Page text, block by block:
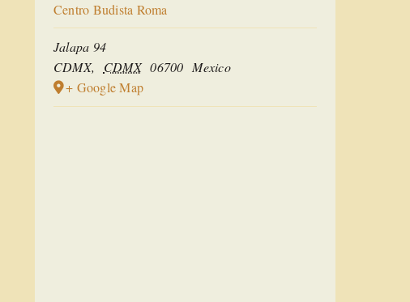
Centro Budista Roma
Jalapa 94
CDMX, CDMX 06700 Mexico
+ Google Map